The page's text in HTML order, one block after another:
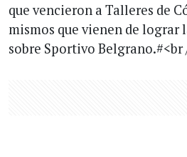
que vencieron a Talleres de
mismos que vienen de
sobre Sportivo Belgrano.#<br